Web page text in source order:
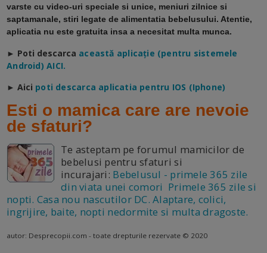
varste cu video-uri speciale si unice, meniuri zilnice si
saptamanale, stiri legate de alimentatia bebelusului. Atentie,
aplicatia nu este gratuita insa a necesitat multa munca.
► Poti descarca această aplicație (pentru sistemele
Android) AICI.
► Aici poti descarca aplicatia pentru IOS (Iphone)
Esti o mamica care are nevoie
de sfaturi?
Te asteptam pe forumul mamicilor de
bebelusi pentru sfaturi si
incurajari: Bebelusul - primele 365 zile
din viata unei comori Primele 365 zile si
nopti. Casa nou nascutilor DC. Alaptare, colici,
ingrijire, baite, nopti nedormite si multa dragoste.
autor: Desprecopii.com - toate drepturile rezervate © 2020